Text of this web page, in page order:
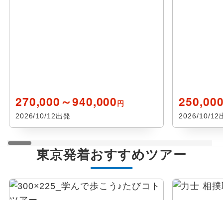
270,000～940,000円
2026/10/12出発 2026/10/12
東京発着おすすめツアー